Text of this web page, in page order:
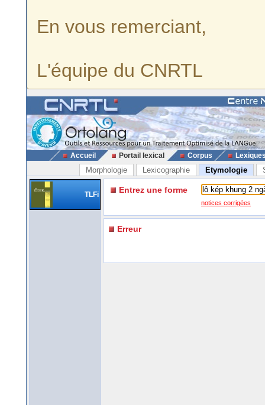
En vous remerciant,
L'équipe du CNRTL
Accueil Portail lexical Corpus
Morphologie Lexicographie Etymologie
TLFi Entrez une forme
notices corrigées
Erreur